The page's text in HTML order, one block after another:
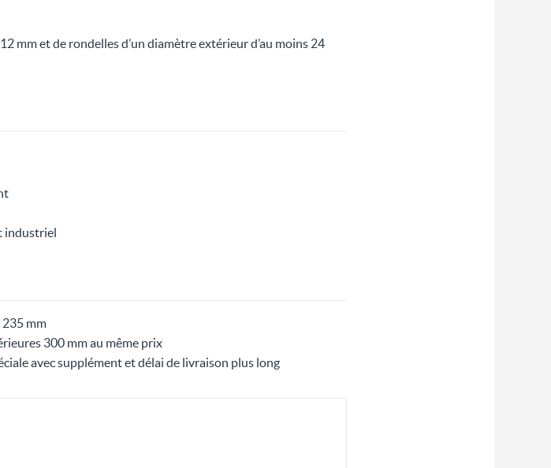
mm et de rondelles d’un diamètre extérieur d’au moins 24
industriel
mm
300 mm au même prix
avec supplément et délai de livraison plus long